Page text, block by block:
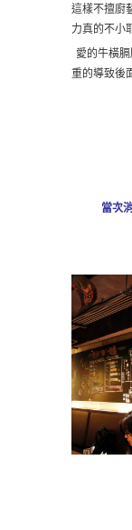
這樣不擅廚
力真的不小
愛的牛橫
重的導致後
當次